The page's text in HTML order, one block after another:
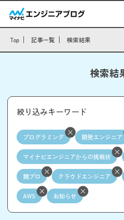
Top 記事一覧 検索結果
検索結
絞り込みキーワード
プログラミング 開発エンジニア
マイナビエンジニアからの挑戦状
競プロ クラウドエンジニア
AWS お知らせ